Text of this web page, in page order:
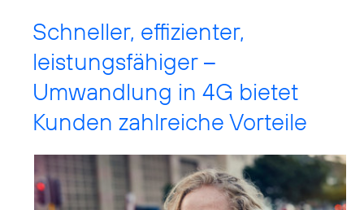
Schneller, effizienter,
leistungsfähiger –
Umwandlung in 4G bietet
Kunden zahlreiche Vorteile